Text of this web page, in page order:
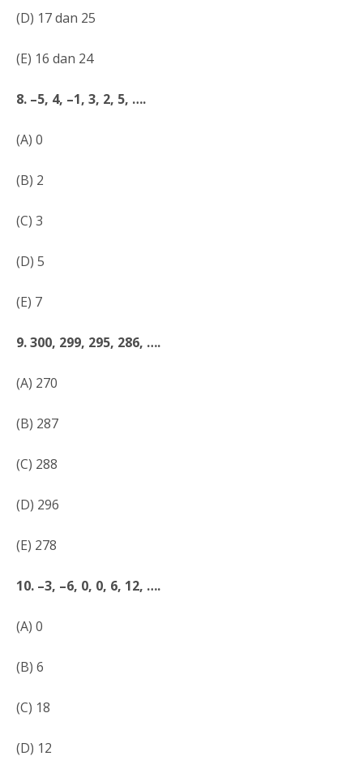
(D) 17 dan 25
(E) 16 dan 24
8. –5, 4, –1, 3, 2, 5, ….
(A) 0
(B) 2
(C) 3
(D) 5
(E) 7
9. 300, 299, 295, 286, ….
(A) 270
(B) 287
(C) 288
(D) 296
(E) 278
10. –3, –6, 0, 0, 6, 12, ….
(A) 0
(B) 6
(C) 18
(D) 12